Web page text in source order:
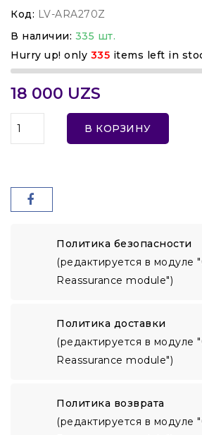
Код: LV-ARA270Z
В наличии: 335 шт.
Hurry up! only 335 items left in
18 000 UZS
В КОРЗИНУ
Политика безопасности
(редактируется в модуле
Reassurance module")
Политика доставки
(редактируется в модуле
Reassurance module")
Политика возврата
(редактируется в модуле